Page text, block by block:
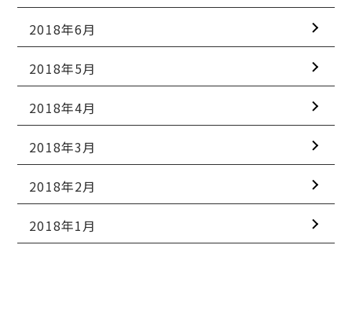
2018年6月
2018年5月
2018年4月
2018年3月
2018年2月
2018年1月